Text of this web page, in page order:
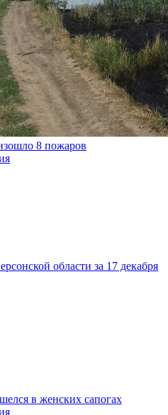
8 пожаров
области за 17 декабря
в женских сапогах